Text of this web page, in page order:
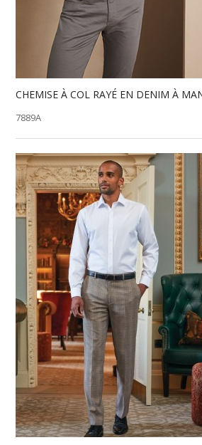
CHEMISE À COL RAYÉ EN DENIM À
7889A